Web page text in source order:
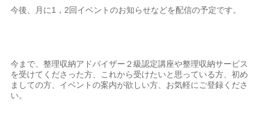
今後、月に1，2回イベントのお知らせなどを配信の予定です。
今まで、整理収納アドバイザー２級認定講座や整理収納サービス
を受けてくださった方、これから受けたいと思っている方、初め
ましての方、イベントの案内が欲しい方、お気軽にご登録くださ
い。